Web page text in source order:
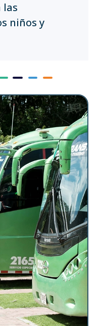
las
niños y